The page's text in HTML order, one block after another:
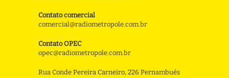
Contato comercial
comercial@radiometropole.com.br
Contato OPEC
opec@radiometropole.com.br
Rua Conde Pereira Carneiro, 226 Pernambués